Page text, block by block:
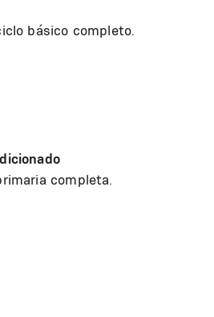
básico completo.
completa.